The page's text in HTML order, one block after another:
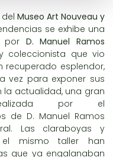
Museo Art Nouveau y
se exhibe una
por D. Manuel Ramos
coleccionista que vio
recuperado esplendor,
vez para exponer sus
la actualidad, una gran
por el
de D. Manuel Ramos
Las claraboyas y
el mismo taller han
que ya engalanaban